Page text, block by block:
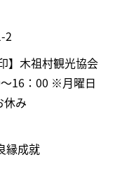
2
】木祖村観光協会
～16：00 ※月曜日
休み
縁成就